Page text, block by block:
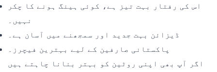
اس کی رفتار بہت تیز ہے، کوئی ہینگ ہونے کا چکر
نہیں۔
ڈیزائن بہت جدید اور سمجھنے میں آسان ہے۔
پاکستانی صارفین کے لیے بہترین فیچرز۔
اگر آپ بھی اپنی روٹین کو بہتر بنانا چاہتے ہیں